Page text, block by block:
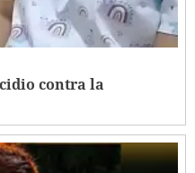
contra la